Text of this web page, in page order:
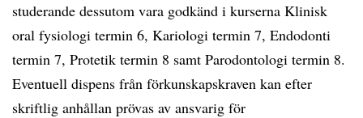
studerande dessutom vara godkänd i kurserna Klinisk
oral fysiologi termin 6, Kariologi termin 7, Endodonti
termin 7, Protetik termin 8 samt Parodontologi termin 8.
Eventuell dispens från förkunskapskraven kan efter
skriftlig anhållan prövas av ansvarig för